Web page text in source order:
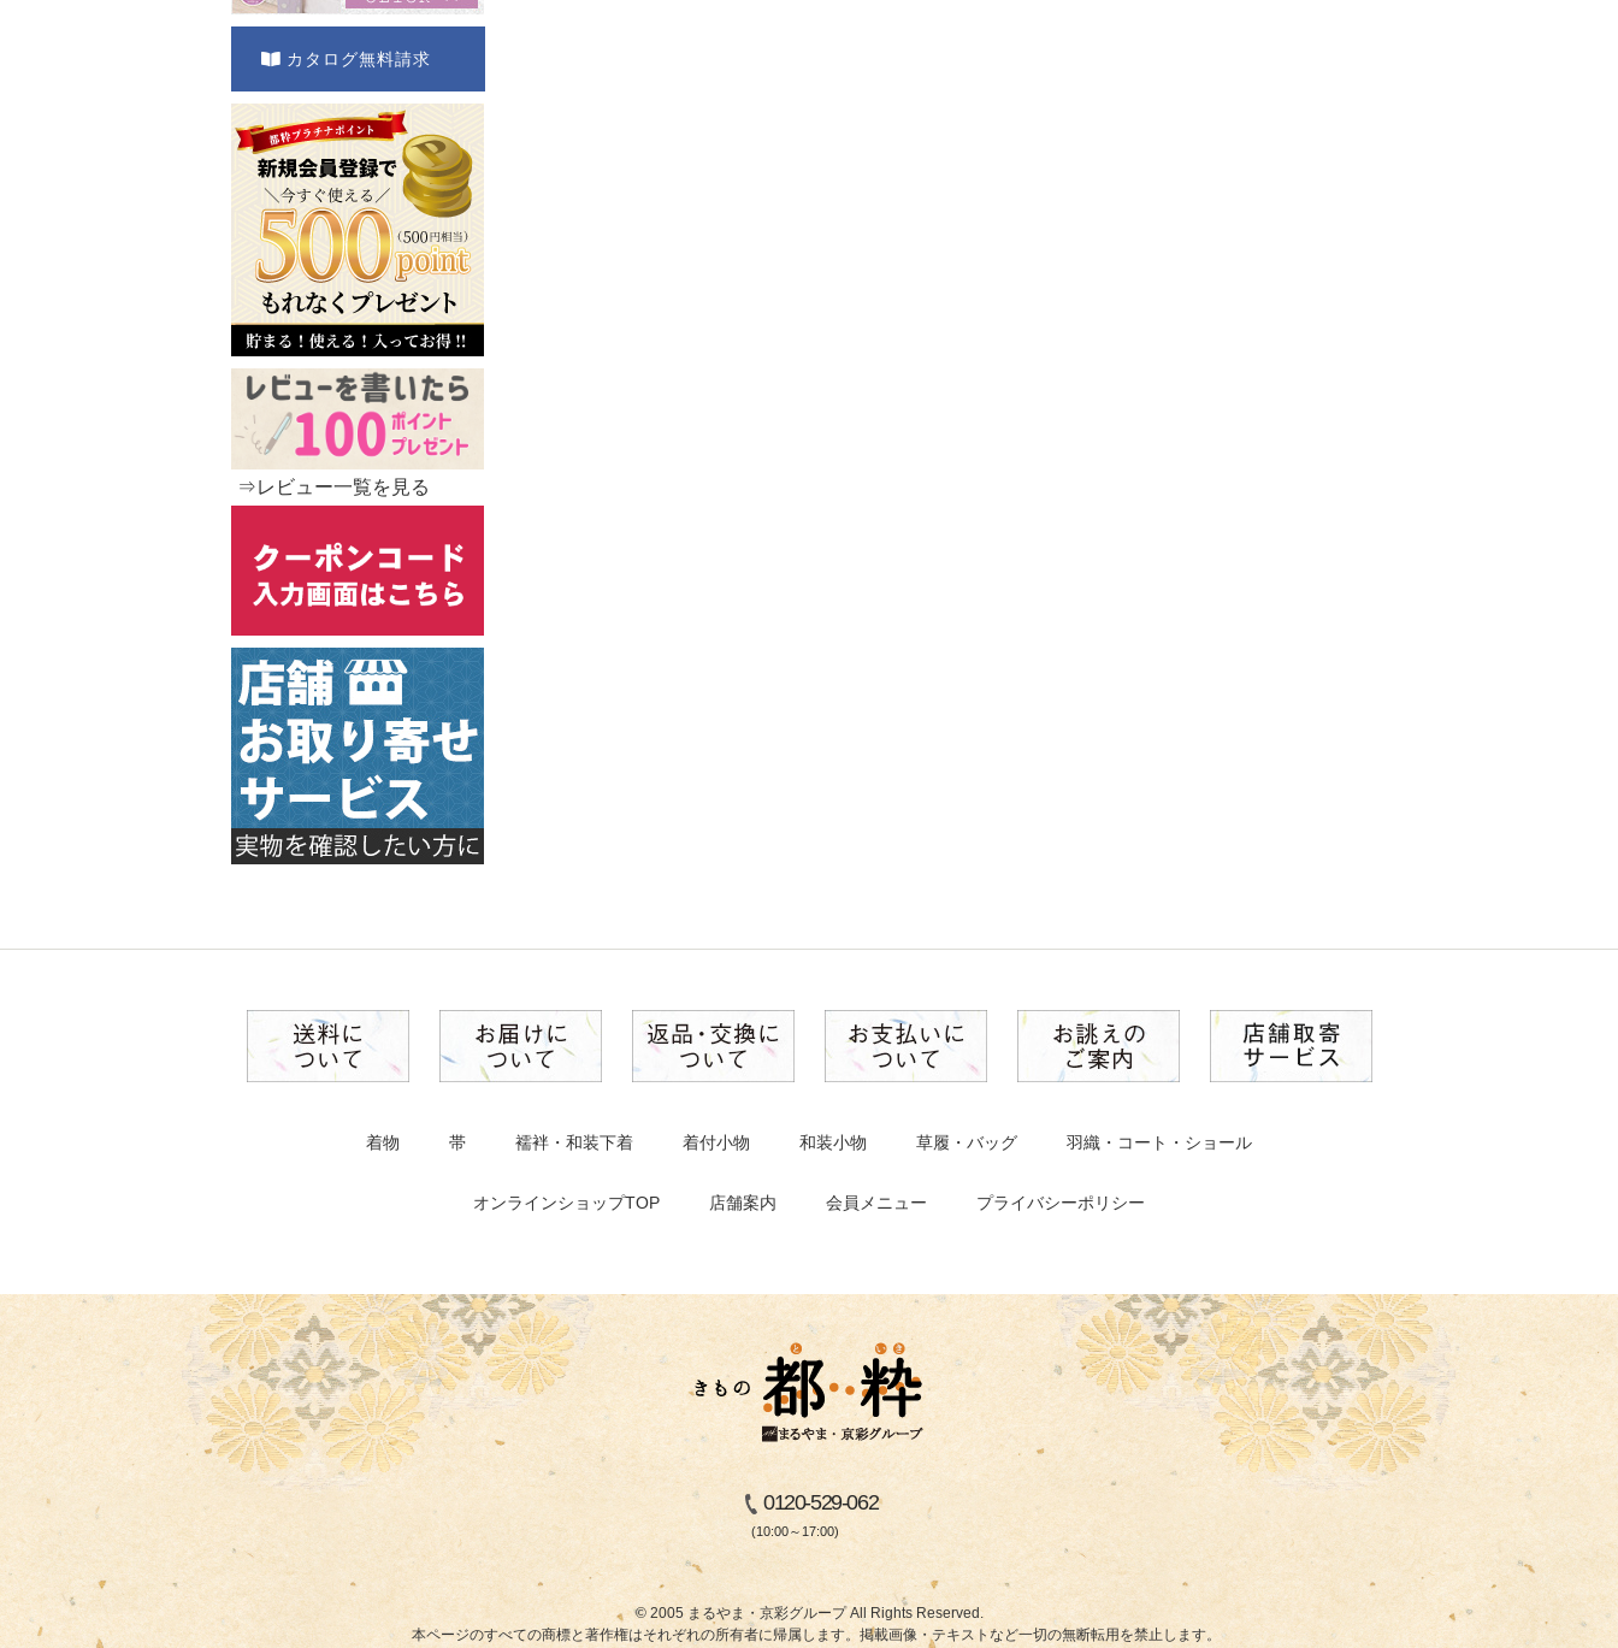
カタログ無料請求
⇒レビュー一覧を見る
着物 帯 襦袢・和装下着 着付小物 和装小物 草履・バッグ 羽織・コート・ショール
オンラインショップTOP 店舗案内 会員メニュー プライバシーポリシー
0120-529-062
(10:00～17:00)
© 2005 まるやま・京彩グループ All Rights Reserved.
本ページのすべての商標と著作権はそれぞれの所有者に帰属します。掲載画像・テキストなど一切の無断転用を禁止します。